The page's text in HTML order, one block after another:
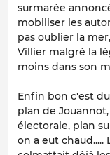
surmarée
mobiliser les
pas oublier la
Villier malgré la
moins dans son
Enfin bon c'est
plan de
électorale, plan
on a eut